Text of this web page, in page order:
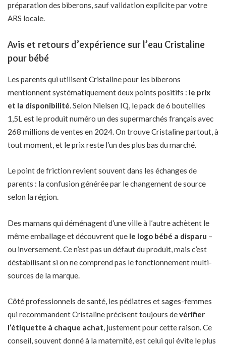
préparation des biberons, sauf validation explicite par votre
ARS locale.
Avis et retours d’expérience sur l’eau Cristaline
pour bébé
Les parents qui utilisent Cristaline pour les biberons
mentionnent systématiquement deux points positifs : le prix
et la disponibilité. Selon Nielsen IQ, le pack de 6 bouteilles
1,5L est le produit numéro un des supermarchés français avec
268 millions de ventes en 2024. On trouve Cristaline partout, à
tout moment, et le prix reste l’un des plus bas du marché.
Le point de friction revient souvent dans les échanges de
parents : la confusion générée par le changement de source
selon la région.
Des mamans qui déménagent d’une ville à l’autre achètent le
même emballage et découvrent que le logo bébé a disparu –
ou inversement. Ce n’est pas un défaut du produit, mais c’est
déstabilisant si on ne comprend pas le fonctionnement multi-
sources de la marque.
Côté professionnels de santé, les pédiatres et sages-femmes
qui recommandent Cristaline précisent toujours devérifier
l’étiquette à chaque achat, justement pour cette raison. Ce
conseil, souvent donné à la maternité, est celui qui évite le plus